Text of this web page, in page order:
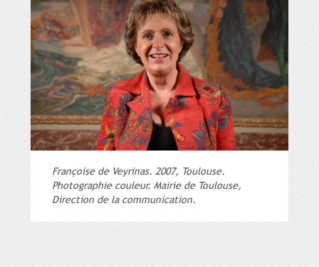
Françoise de Veyrinas. 2007, Toulouse.
Photographie couleur. Mairie de Toulouse,
Direction de la communication.